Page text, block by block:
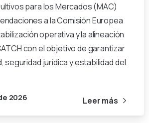
para los Mercados (MAC)
a la Comisión Europea
operativa y la alineación
con el objetivo de garantizar
seguridad jurídica y estabilidad del
2026 Leer más